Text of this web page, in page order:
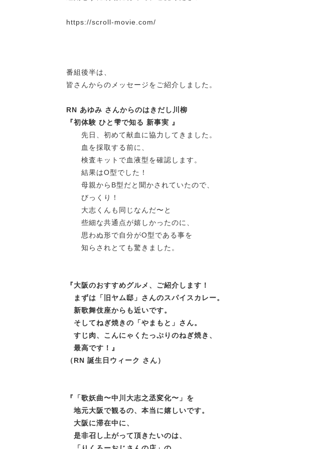
https://scroll-movie.com/
番組後半は、
皆さんからのメッセージをご紹介しました。
RN あゆみ さんからのはきだし川柳
『初体験 ひと雫で知る 新事実 』
先日、初めて献血に協力してきました。
血を採取する前に、
検査キットで血液型を確認します。
結果はO型でした！
母親からB型だと聞かされていたので、
びっくり！
大志くんも同じなんだ〜と
些細な共通点が嬉しかったのに、
思わぬ形で自分がO型である事を
知らされとても驚きました。
『大阪のおすすめグルメ、ご紹介します！
まずは「旧ヤム邸」さんのスパイスカレー。
新歌舞伎座からも近いです。
そしてねぎ焼きの「やまもと」さん。
すじ肉、こんにゃくたっぷりのねぎ焼き、
最高です ！』
（RN 誕生日ウィーク さん）
『
「歌妖曲〜中川大志之丞変化〜」を
地元大阪で観るの、本当に嬉しいです。
大阪に滞在中に、
是非召し上がって頂きたいのは、